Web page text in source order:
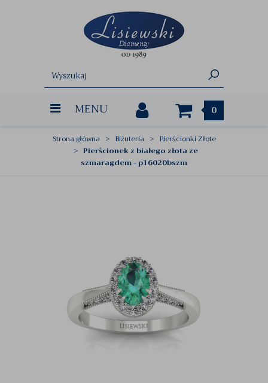
MENU 0
Strona główna Biżuteria
Pierścionki Złote
Pierścionek z białego złota ze
szmaragdem - p16020bszm